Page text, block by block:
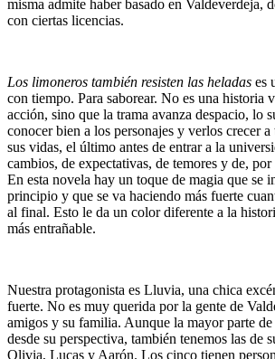
misma admite haber basado en Valdeverdeja,
con ciertas licencias.
Los limoneros también resisten las heladas es
con tiempo. Para saborear. No es una historia
acción, sino que la trama avanza despacio, lo
conocer bien a los personajes y verlos crecer a
sus vidas, el último antes de entrar a la
cambios, de expectativas, de temores y de,
En esta novela hay un toque de magia que se
principio y que se va haciendo más fuerte
al final. Esto le da un color diferente a la
más entrañable.
Nuestra protagonista es Lluvia, una chica
fuerte. No es muy querida por la gente de
amigos y su familia. Aunque la mayor parte de
desde su perspectiva, también tenemos las de
Olivia, Lucas y Aarón. Los cinco tienen